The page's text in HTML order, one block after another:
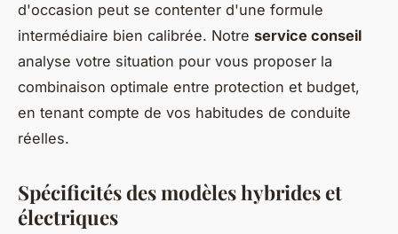
d'occasion peut se contenter d'une formule
intermédiaire bien calibrée. Notre service conseil
analyse votre situation pour vous proposer la
combinaison optimale entre protection et budget,
en tenant compte de vos habitudes de conduite
réelles.
Spécificités des modèles hybrides et
électriques